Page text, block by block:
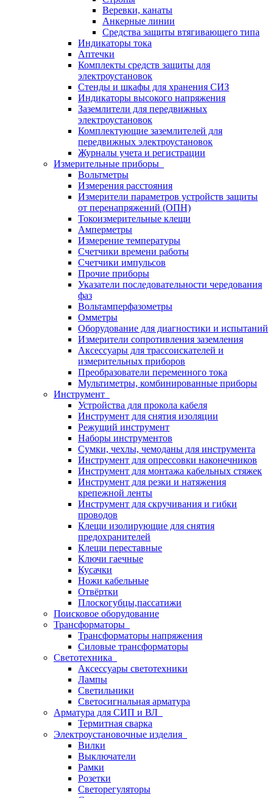
Веревки, канаты
Анкерные линии
Средства защиты втягивающего типа
Индикаторы тока
Аптечки
Комплекты средств защиты для
электроустановок
Стенды и шкафы для хранения СИЗ
Индикаторы высокого напряжения
Заземлители для передвижных
электроустановок
Комплектующие заземлителей для
передвижных электроустановок
Журналы учета и регистрации
Измерительные приборы
Вольтметры
Измерения расстояния
Измерители параметров устройств защиты
от перенапряжений (ОПН)
Токоизмерительные клещи
Амперметры
Измерение температуры
Счетчики времени работы
Счетчики импульсов
Прочие приборы
Указатели последовательности чередования
фаз
Вольтамперфазометры
Омметры
Оборудование для диагностики и испытаний
Измерители сопротивления заземления
Аксессуары для трассоискателей и
измерительных приборов
Преобразователи переменного тока
Мультиметры, комбинированные приборы
Инструмент
Устройства для прокола кабеля
Инструмент для снятия изоляции
Режущий инструмент
Наборы инструментов
Сумки, чехлы, чемоданы для инструмента
Инструмент для опрессовки наконечников
Инструмент для монтажа кабельных стяжек
Инструмент для резки и натяжения
крепежной ленты
Инструмент для скручивания и гибки
проводов
Клещи изолирующие для снятия
предохранителей
Клещи переставные
Ключи гаечные
Кусачки
Ножи кабельные
Отвёртки
Плоскогубцы,пассатижи
Поисковое оборудование
Трансформаторы
Трансформаторы напряжения
Силовые трансформаторы
Светотехника
Аксессуары светотехники
Лампы
Светильники
Светосигнальная арматура
Арматура для СИП и ВЛ
Термитная сварка
Электроустановочные изделия
Вилки
Выключатели
Рамки
Розетки
Светорегуляторы